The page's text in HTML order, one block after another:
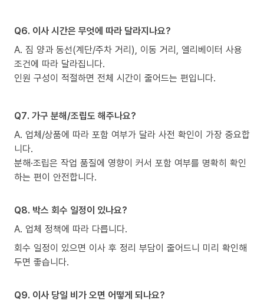
Q6. 이사 시간은 무엇에 따라 달라지나요?
A. 짐 양과 동선(계단/주차 거리), 이동 거리, 엘리베이터 사용
조건에 따라 달라집니다.
인원 구성이 적절하면 전체 시간이 줄어드는 편입니다.
Q7. 가구 분해/조립도 해주나요?
A. 업체/상품에 따라 포함 여부가 달라 사전 확인이 가장 중요합
니다.
분해·조립은 작업 품질에 영향이 커서 포함 여부를 명확히 확인
하는 편이 안전합니다.
Q8. 박스 회수 일정이 있나요?
A. 업체 정책에 따라 다릅니다.
회수 일정이 있으면 이사 후 정리 부담이 줄어드니 미리 확인해
두면 좋습니다.
Q9. 이사 당일 비가 오면 어떻게 되나요?